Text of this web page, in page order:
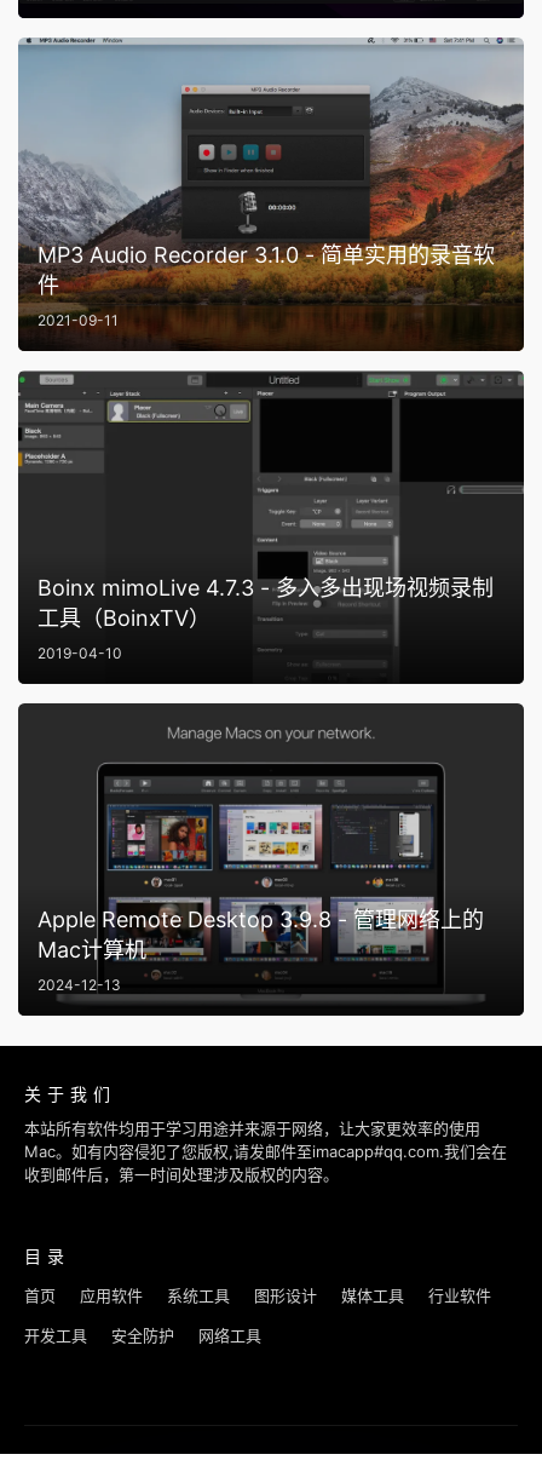
MP3 Audio Recorder 3.1.0 - 简单实用的录音软
件
2021-09-11
Boinx mimoLive 4.7.3 - 多入多出现场视频录制
工具（BoinxTV）
2019-04-10
Apple Remote Desktop 3.9.8 - 管理网络上的
Mac计算机
2024-12-13
关于我们
本站所有软件均用于学习用途并来源于网络，让大家更效率的使用
Mac。如有内容侵犯了您版权,请发邮件至imacapp#qq.com.我们会在
收到邮件后，第一时间处理涉及版权的内容。
目录
首页 应用软件 系统工具 图形设计 媒体工具 行业软件
开发工具 安全防护 网络工具